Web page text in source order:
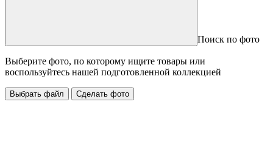
Поиск по фото
Выберите фото, по которому ищите товары или
воспользуйтесь нашей подготовленной коллекцией
Выбрать файл Сделать фото